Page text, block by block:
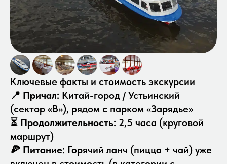
Ключевые факты и стоимость экскурсии
📍 Причал: Китай-город / Устьинский
(сектор «B»), рядом с парком «Зарядье»
⏳ Продолжительность: 2,5 часа (круговой
маршрут)
🍕 Питание: Горячий ланч (пицца + чай) уже